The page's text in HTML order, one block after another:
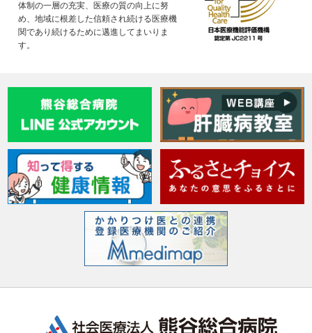
体制の一層の充実、医療の質の向上に努
め、地域に根差した信頼され続ける医療機
関であり続けるために邁進してまいりま
す。